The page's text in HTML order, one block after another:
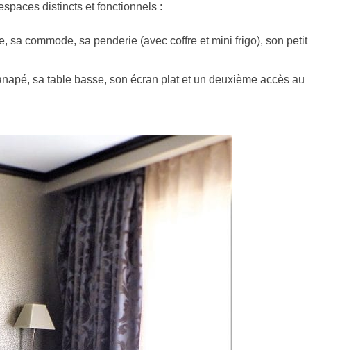
distincts et fonctionnels :
sa commode, sa penderie (avec coffre et mini frigo), son petit
sa table basse, son écran plat et un deuxième accès au